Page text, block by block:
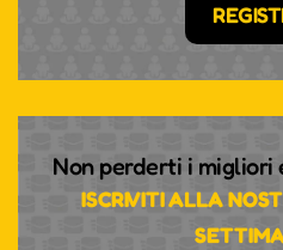
Non perderti i migliori
ISCRIVITI ALLA